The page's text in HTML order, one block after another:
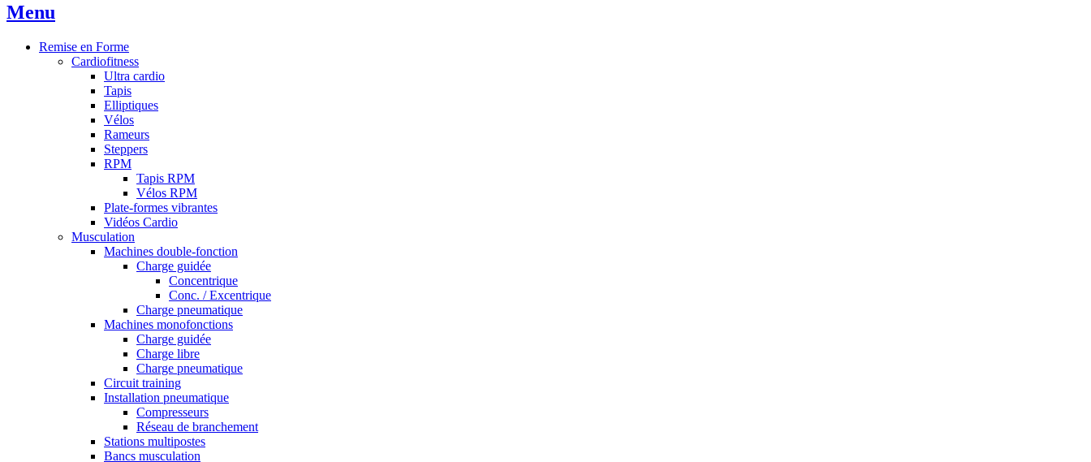
Menu
Remise en Forme
Cardiofitness
Ultra cardio
Tapis
Elliptiques
Vélos
Rameurs
Steppers
RPM
Tapis RPM
Vélos RPM
Plate-formes vibrantes
Vidéos Cardio
Musculation
Machines double-fonction
Charge guidée
Concentrique
Conc. / Excentrique
Charge pneumatique
Machines monofonctions
Charge guidée
Charge libre
Charge pneumatique
Circuit training
Installation pneumatique
Compresseurs
Réseau de branchement
Stations multipostes
Bancs musculation